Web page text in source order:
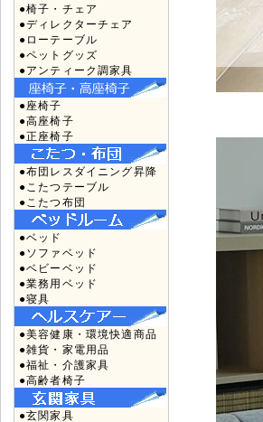
●椅子・チェア
●ディレクターチェア
●ローテーブル
●ペットグッズ
●アンティーク調家具
●座椅子
●高座椅子
●正座椅子
●布団レスダイニング昇降
●こたつテーブル
●こたつ布団
●ベッド
●ソファベッド
●ベビーベッド
●業務用ベッド
●寝具
●美容健康・環境快適商品
●雑貨・家電用品
●福祉・介護家具
●高齢者椅子
●玄関家具